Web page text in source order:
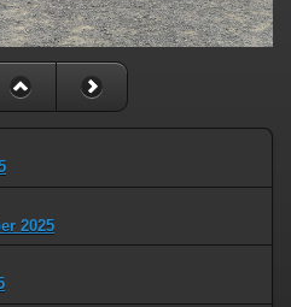
2025